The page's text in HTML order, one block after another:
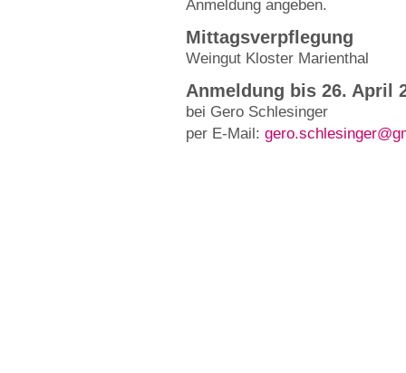
Anmeldung angeben.
Mittagsverpflegung
Weingut Kloster Marienthal
Anmeldung bis 26. April
bei Gero Schlesinger
per E-Mail: